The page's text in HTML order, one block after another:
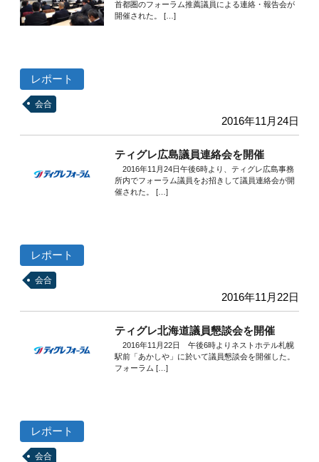
首都圏のフォーラム推薦議員による連絡・報告会が
開催された。 […]
レポート
会合
2016年11月24日
ティグレ広島議員連絡会を開催
2016年11月24日午後6時より、ティグレ広島事務
所内でフォーラム議員をお招きして議員連絡会が開
催された。 […]
レポート
会合
2016年11月22日
ティグレ北海道議員懇談会を開催
2016年11月22日 午後6時よりネストホテル札幌
駅前「あかしや」に於いて議員懇談会を開催した。
フォーラム […]
レポート
会合